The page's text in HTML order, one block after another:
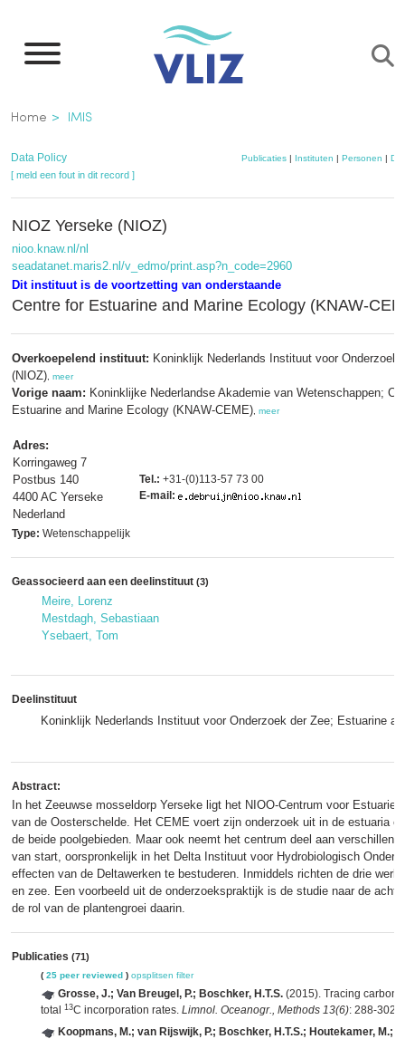
naar
inhoud
gaan
Kruimelpad
Home IMIS
Data Policy Publicaties | Instituten | Personen |
[ meld een fout in dit record ]
NIOZ Yerseke (NIOZ)
nioo.knaw.nl/nl
seadatanet.maris2.nl/v_edmo/print.asp?n_code=2960
Dit instituut is de voortzetting van onderstaande
Centre for Estuarine and Marine Ecology (KNAW-
Overkoepelend instituut: Koninklijk Nederlands Instituut voor Onderzoek
(NIOZ) meer
Vorige naam: Koninklijke Nederlandse Akademie van Wetenschappen;
Estuarine and Marine Ecology (KNAW-CEME) meer
Adres:
Korringaweg 7
Postbus 140
4400 AC Yerseke
Nederland
Tel.: +31-(0)113-57 73 00
E-mail:
Type: Wetenschappelijk
Geassocieerd aan een deelinstituut (3)
Meire, Lorenz
Mestdagh, Sebastiaan
Ysebaert, Tom
Deelinstituut
Koninklijk Nederlands Instituut voor Onderzoek der Zee; Estuarine
Abstract:
In het Zeeuwse mosseldorp Yerseke ligt het NIOO-Centrum voor
van de Oosterschelde. Het CEME voert zijn onderzoek uit in de estuaria
de beide poolgebieden. Maar ook neemt het centrum deel aan
van start, oorspronkelijk in het Delta Instituut voor Hydrobiologisch
effecten van de Deltawerken te bestuderen. Inmiddels richten de drie
en zee. Een voorbeeld uit de onderzoekspraktijk is de studie naar de
de rol van de plantengroei daarin.
Publicaties (71)
( 25 peer reviewed ) opsplitsen filter
Grosse, J.; Van Breugel, P.; Boschker, H.T.S. (2015). Tracing carbon
total
13C incorporation rates. Limnol. Oceanogr., Methods 13(6): 288-302.
Koopmans, M.; van Rijswijk, P.; Boschker, H.T.S.; Houtekamer, M.;